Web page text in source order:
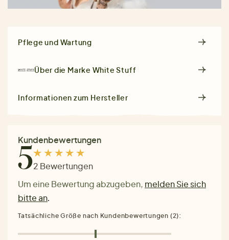
Pflege und Wartung
Über die Marke White Stuff
Informationen zum Hersteller
Kundenbewertungen
52 Bewertungen
Um eine Bewertung abzugeben, melden Sie sich
bitte an.
Tatsächliche Größe nach Kundenbewertungen (2):